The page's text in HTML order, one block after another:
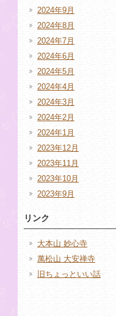
2024年9月
2024年8月
2024年7月
2024年6月
2024年5月
2024年4月
2024年3月
2024年2月
2024年1月
2023年12月
2023年11月
2023年10月
2023年9月
リンク
大本山 妙心寺
萬松山 大安禅寺
旧ちょっといい話